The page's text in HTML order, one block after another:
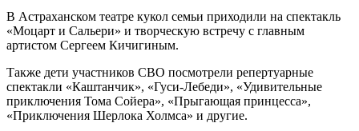
В Астраханском театре кукол семьи приходили на спектакль
«Моцарт и Сальери» и творческую встречу с главным
артистом Сергеем Кичигиным.
Также дети участников СВО посмотрели репертуарные
спектакли «Каштанчик», «Гуси-Лебеди», «Удивительные
приключения Тома Сойера», «Прыгающая принцесса»,
«Приключения Шерлока Холмса» и другие.